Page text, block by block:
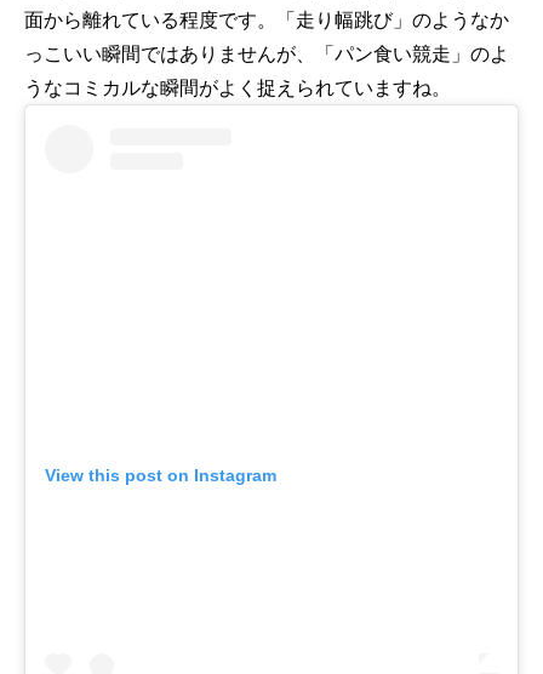
面から離れている程度です。「走り幅跳び」のようなか
っこいい瞬間ではありませんが、「パン食い競走」のよ
うなコミカルな瞬間がよく捉えられていますね。
View this post on Instagram